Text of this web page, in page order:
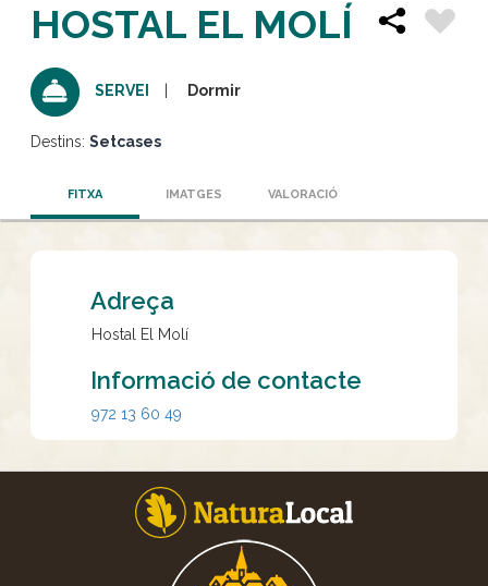
HOSTAL EL MOLÍ
SERVEI Dormir
Destins: Setcases
FITXA IMATGES VALORACIÓ
Adreça
Hostal El Molí
Informació de contacte
972 13 60 49